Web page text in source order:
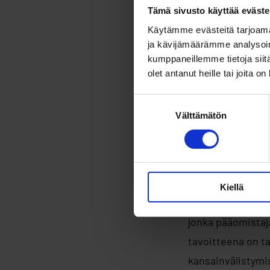
Tämä sivusto käyttää
Käytämme evästeitä
ja kävijämäärämme
kumppaneillemme tietoja
olet antanut heille tai joita
Välttämätön
Kiellä
eteenpäin.
strategiassaan
tässä työssä
Optionin
työntekijää.
vakauden,
Profilencellä on
Nordic Option
jonka
tavoitteena on